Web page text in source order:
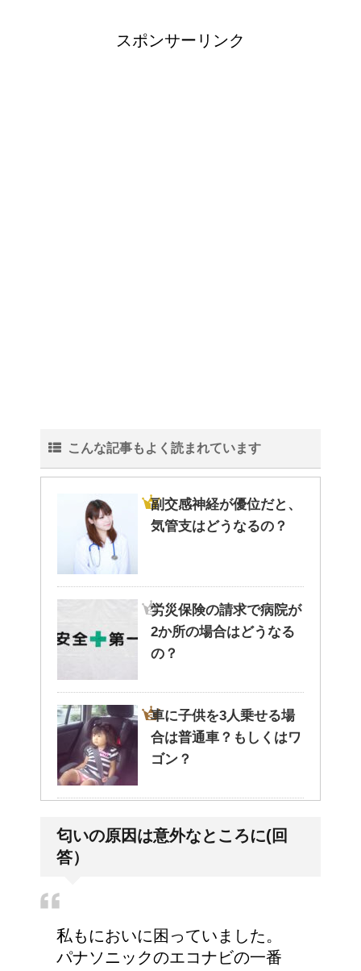
スポンサーリンク
こんな記事もよく読まれています
副交感神経が優位だと、
気管支はどうなるの？
労災保険の請求で病院が
2か所の場合はどうなる
の？
車に子供を3人乗せる場
合は普通車？もしくはワ
ゴン？
！
高齢者の子宮からの出血
について
匂いの原因は意外なところに(回
答）
私もにおいに困っていました。
パナソニックのエコナビの一番